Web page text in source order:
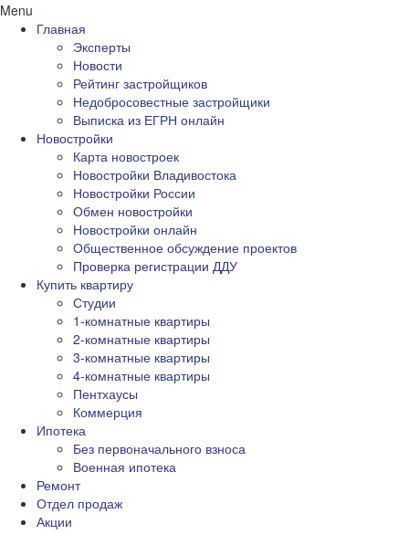
Menu
Главная
Эксперты
Новости
Рейтинг застройщиков
Недобросовестные застройщики
Выписка из ЕГРН онлайн
Новостройки
Карта новостроек
Новостройки Владивостока
Новостройки России
Обмен новостройки
Новостройки онлайн
Общественное обсуждение проектов
Проверка регистрации ДДУ
Купить квартиру
Студии
1-комнатные квартиры
2-комнатные квартиры
3-комнатные квартиры
4-комнатные квартиры
Пентхаусы
Коммерция
Ипотека
Без первоначального взноса
Военная ипотека
Ремонт
Отдел продаж
Акции